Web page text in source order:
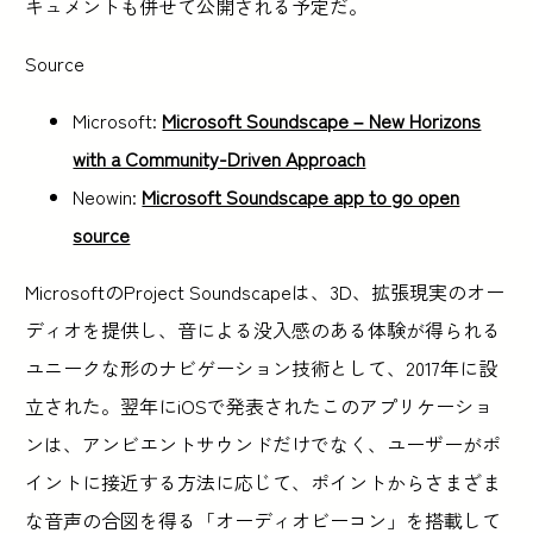
キュメントも併せて公開される予定だ。
Source
Microsoft: Microsoft Soundscape – New Horizons
with a Community-Driven Approach
Neowin: Microsoft Soundscape app to go open
source
MicrosoftのProject Soundscapeは、3D、拡張現実のオー
ディオを提供し、音による没入感のある体験が得られる
ユニークな形のナビゲーション技術として、2017年に設
立された。翌年にiOSで発表されたこのアプリケーショ
ンは、アンビエントサウンドだけでなく、ユーザーがポ
イントに接近する方法に応じて、ポイントからさまざま
な音声の合図を得る「オーディオビーコン」を搭載して